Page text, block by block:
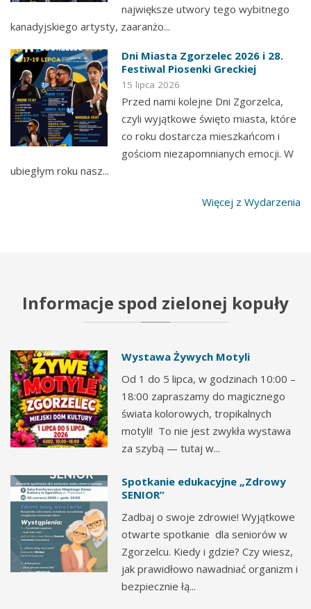
największe utwory tego wybitnego
kanadyjskiego artysty, zaaranżo...
Dni Miasta Zgorzelec 2026 i 28.
Festiwal Piosenki Greckiej
15 lipca 2026
Przed nami kolejne Dni Zgorzelca,
czyli wyjątkowe święto miasta, które
co roku dostarcza mieszkańcom i
gościom niezapomnianych emocji. W
ubiegłym roku nasz...
Więcej z Wydarzenia
Informacje spod zielonej kopuły
Wystawa Żywych Motyli
Od 1 do 5 lipca, w godzinach 10:00 –
18:00 zapraszamy do magicznego
świata kolorowych, tropikalnych
motyli! To nie jest zwykła wystawa
za szybą — tutaj w...
Spotkanie edukacyjne „Zdrowy
SENIOR”
Zadbaj o swoje zdrowie! Wyjątkowe
otwarte spotkanie dla seniorów w
Zgorzelcu. Kiedy i gdzie? Czy wiesz,
jak prawidłowo nawadniać organizm i
bezpiecznie łą...